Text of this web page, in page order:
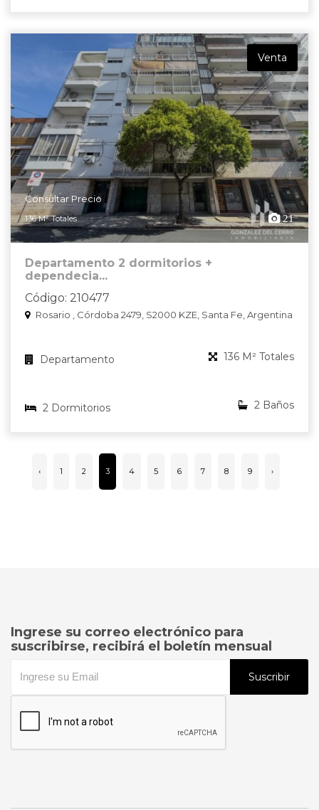
Venta
Consultar Precio
136 M² Totales 21
Departamento 2 dormitorios +
dependecia...
Código: 210477
Rosario , Córdoba 2479, S2000 KZE, Santa Fe, Argentina
Departamento 136 M² Totales
2 Dormitorios 2 Baños
‹ 1 2 3 4 5 6 7 8 9 ›
Ingrese su correo electrónico para
suscribirse, recibirá el boletín mensual
Suscribir